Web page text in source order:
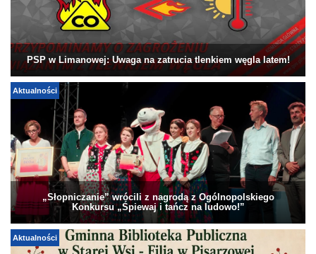
PSP w Limanowej: Uwaga na zatrucia tlenkiem węgla latem!
Aktualności
„Słopniczanie” wrócili z nagrodą z Ogólnopolskiego
Konkursu „Śpiewaj i tańcz na ludowo!”
Aktualności